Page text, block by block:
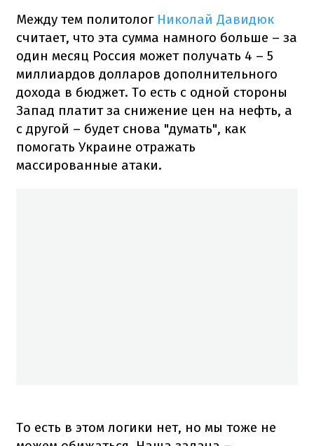
Между тем политолог Николай Давидюк
считает, что эта сумма намного больше – за
один месяц Россия может получать 4 – 5
миллиардов долларов дополнительного
дохода в бюджет. То есть с одной стороны
Запад платит за снижение цен на нефть, а
с другой – будет снова "думать", как
помогать Украине отражать
массированные атаки.
То есть в этом логики нет, но мы тоже не